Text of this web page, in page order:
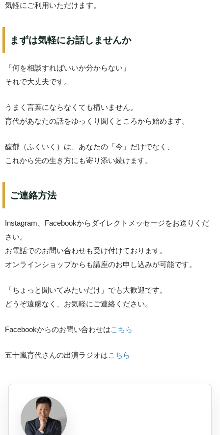
気軽にご利用いただけます。
まずは気軽にお話しませんか
「何を相談すればいいか分からない」
それで大丈夫です。
うまく言葉にならなくても構いません。
育代があなたの話をゆっくり聞くところから始めます。
馥郁（ふくいく）は、あなたの「今」だけでなく、
これから先の生き方にも寄り添い続けます。
ご連絡方法
Instagram、Facebookからダイレクトメッセージをお送りくだ
さい。
お電話でのお問い合わせも受け付けております。
オンラインショップからも講座のお申し込みが可能です。
「ちょっと聞いてみたいだけ」でも大歓迎です。
どうぞ遠慮なく、お気軽にご連絡ください。
Facebookからのお問い合わせはこちら
五十嵐育代さんの出演ラジオはこちら